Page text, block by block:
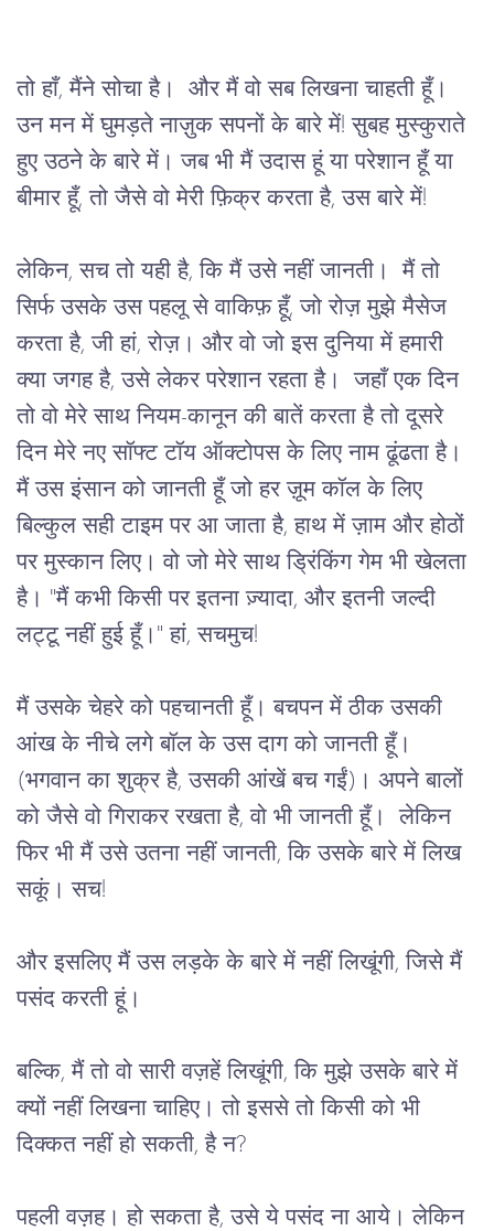
तो हाँ, मैंने सोचा है।  और मैं वो सब लिखना चाहती हूँ।
उन मन में घुमड़ते नाज़ुक सपनों के बारे में! सुबह मुस्कुराते
हुए उठने के बारे में। जब भी मैं उदास हूं या परेशान हूँ या
बीमार हूँ, तो जैसे वो मेरी फ़िक्र करता है, उस बारे में!
लेकिन, सच तो यही है, कि मैं उसे नहीं जानती।  मैं तो
सिर्फ उसके उस पहलू से वाकिफ़ हूँ, जो रोज़ मुझे मैसेज
करता है, जी हां, रोज़। और वो जो इस दुनिया में हमारी
क्या जगह है, उसे लेकर परेशान रहता है।  जहाँ एक दिन
तो वो मेरे साथ नियम-कानून की बातें करता है तो दूसरे
दिन मेरे नए सॉफ्ट टॉय ऑक्टोपस के लिए नाम ढूंढता है।
मैं उस इंसान को जानती हूँ जो हर ज़ूम कॉल के लिए
बिल्कुल सही टाइम पर आ जाता है, हाथ में ज़ाम और होठों
पर मुस्कान लिए। वो जो मेरे साथ ड्रिंकिंग गेम भी खेलता
है। "मैं कभी किसी पर इतना ज़्यादा, और इतनी जल्दी
लट्टू नहीं हुई हूँ।" हां, सचमुच!
मैं उसके चेहरे को पहचानती हूँ। बचपन में ठीक उसकी
आंख के नीचे लगे बॉल के उस दाग को जानती हूँ।
(भगवान का शुक्र है, उसकी आंखें बच गईं)। अपने बालों
को जैसे वो गिराकर रखता है, वो भी जानती हूँ।  लेकिन
फिर भी मैं उसे उतना नहीं जानती, कि उसके बारे में लिख
सकूं। सच!
और इसलिए मैं उस लड़के के बारे में नहीं लिखूंगी, जिसे मैं
पसंद करती हूं।
बल्कि, मैं तो वो सारी वज़हें लिखूंगी, कि मुझे उसके बारे में
क्यों नहीं लिखना चाहिए। तो इससे तो किसी को भी
दिक्कत नहीं हो सकती, है न?
पहली वज़ह। हो सकता है, उसे ये पसंद ना आये। लेकिन